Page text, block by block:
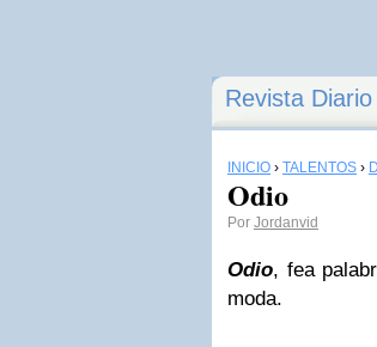
Revista Diario
INICIO › TALENTOS ›
Odio
Por Jordanvid
Odio, fea
moda.